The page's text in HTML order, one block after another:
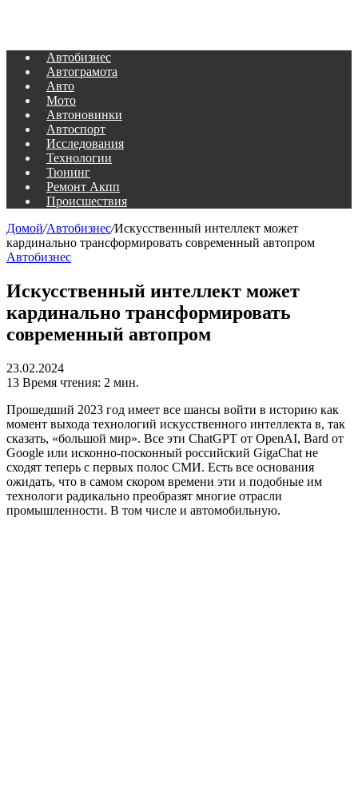
Автобизнес
Автограмота
Авто
Мото
Автоновинки
Автоспорт
Исследования
Технологии
Тюнинг
Ремонт Акпп
Происшествия
Домой/Автобизнес/Искусственный интеллект может
кардинально трансформировать современный автопром
Автобизнес
Искусственный интеллект может
кардинально трансформировать
современный автопром
23.02.2024
13 Время чтения: 2 мин.
Прошедший 2023 год имеет все шансы войти в историю как
момент выхода технологий искусственного интеллекта в, так
сказать, «большой мир». Все эти ChatGPT от OpenAI, Bard от
Google или исконно-посконный российский GigaChat не
сходят теперь с первых полос СМИ. Есть все основания
ожидать, что в самом скором времени эти и подобные им
технологи радикально преобразят многие отрасли
промышленности. В том числе и автомобильную.